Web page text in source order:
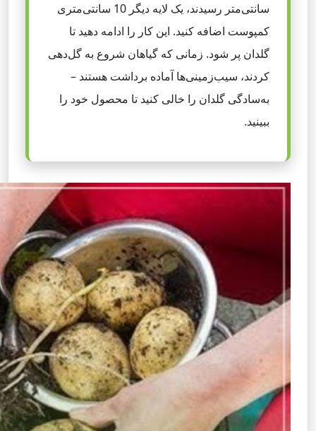
سانتی‌متر رسیدند، یک لایه دیگر 10 سانتی‌متری
کمپوست اضافه کنید. این کار را ادامه دهید تا
گلدان پر شود. زمانی که گیاهان شروع به گل‌دهی
کردند، سیب‌زمینی‌ها آماده برداشت هستند –
به‌سادگی گلدان را خالی کنید تا محصول خود را
ببینید.